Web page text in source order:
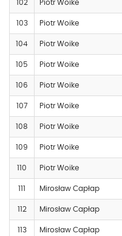
102 Piotr Woike
103 Piotr Woike
104 Piotr Woike
105 Piotr Woike
106 Piotr Woike
107 Piotr Woike
108 Piotr Woike
109 Piotr Woike
110 Piotr Woike
111 Mirosław Capłap
112 Mirosław Capłap
113 Mirosław Capłap